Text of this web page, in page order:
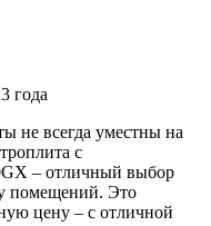
не всегда уместны на
с
– отличный выбор
помещений. Это
цену – с отличной